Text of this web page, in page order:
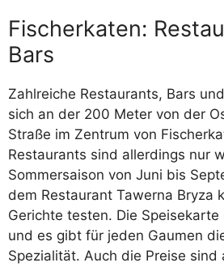
Fischerkaten:
Bars
Zahlreiche Restaurants, Bars
sich an der 200 Meter von der
Straße im Zentrum von
Restaurants sind allerdings nur
Sommersaison von Juni bis
dem Restaurant Tawerna Bryza
Gerichte testen. Die
und es gibt für jeden Gaumen
Spezialität. Auch die Preise sind